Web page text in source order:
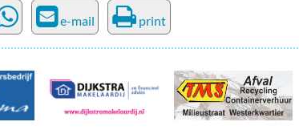
e-mail print